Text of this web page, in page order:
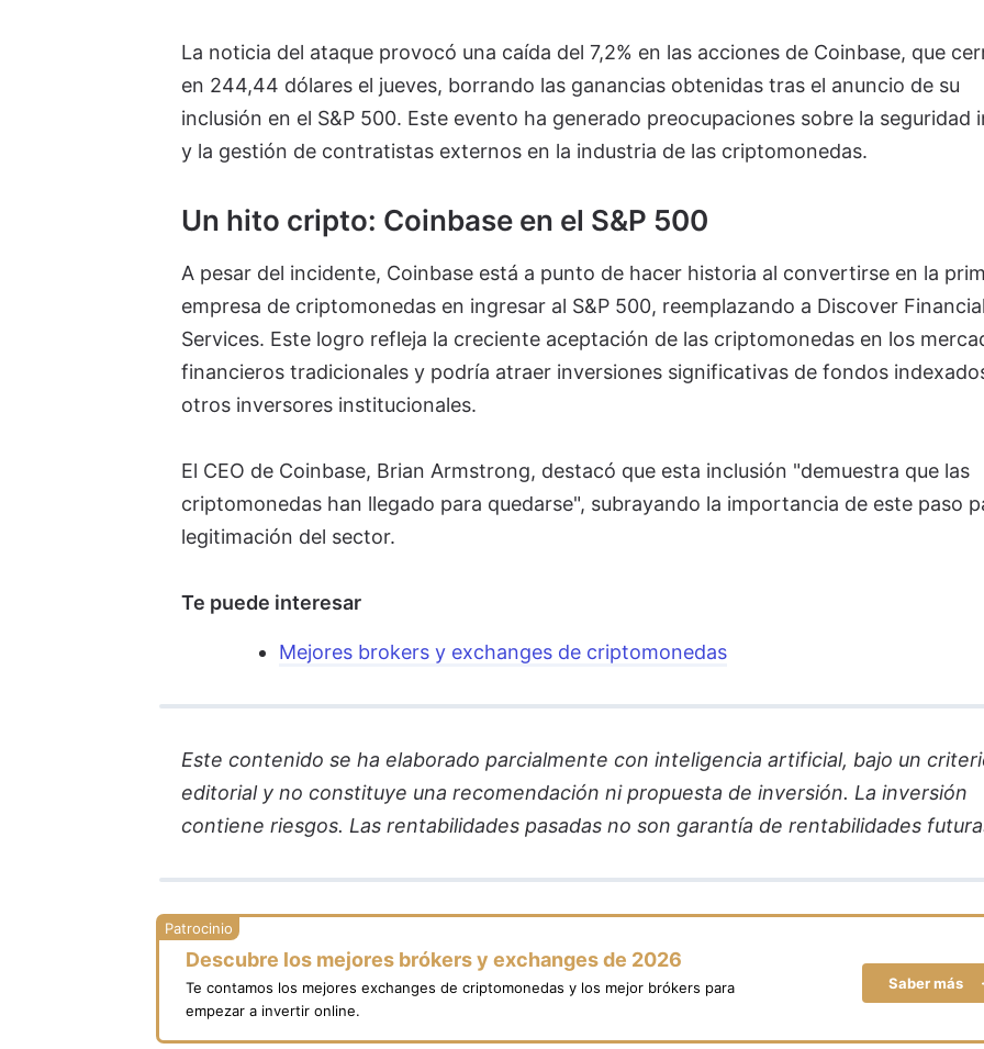
La noticia del ataque provocó una caída del 7,2% en las acciones de Coinbase, que
en 244,44 dólares el jueves, borrando las ganancias obtenidas tras el anuncio de su
inclusión en el S&P 500. Este evento ha generado preocupaciones sobre la seguridad
y la gestión de contratistas externos en la industria de las criptomonedas.
Un hito cripto: Coinbase en el S&P 500
A pesar del incidente, Coinbase está a punto de hacer historia al convertirse en la
empresa de criptomonedas en ingresar al S&P 500, reemplazando a Discover
Services. Este logro refleja la creciente aceptación de las criptomonedas en los
financieros tradicionales y podría atraer inversiones significativas de fondos
otros inversores institucionales.
El CEO de Coinbase, Brian Armstrong, destacó que esta inclusión "demuestra que las
criptomonedas han llegado para quedarse", subrayando la importancia de este paso
legitimación del sector.
Te puede interesar
Mejores brokers y exchanges de criptomonedas
Este contenido se ha elaborado parcialmente con inteligencia artificial, bajo un
editorial y no constituye una recomendación ni propuesta de inversión. La inversión
contiene riesgos. Las rentabilidades pasadas no son garantía de rentabilidades
Descubre los mejores brókers y exchanges de 2026
Te contamos los mejores exchanges de criptomonedas y los mejor brókers para
empezar a invertir online.
Saber más